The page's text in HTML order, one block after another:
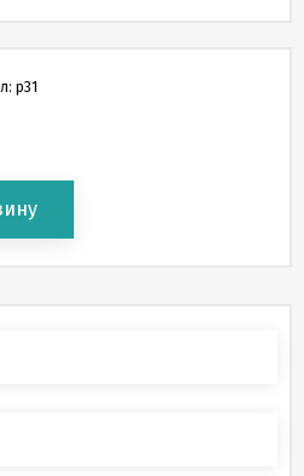
p31